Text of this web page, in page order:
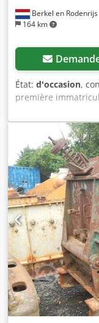
d’immatriculation :
Berkel en Rodenrijs
164 km
État: d'occasion,
première
Ajzgtgzjkpjkr
10 mm Essieu 2 :
Essieu 3 : côté